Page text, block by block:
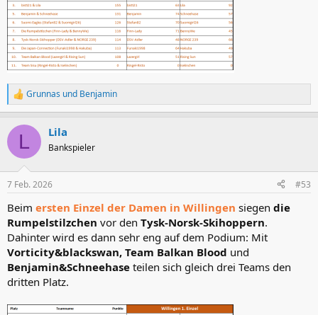
R
e
k
i
e
:
Grunnas und Benjamin
L Lila
Bankspieler
7 Feb. 2026 #53
Beim ersten Einzel der Damen in Willingen siegen die
Rumpelstilzchen vor den Tysk-Norsk-Skihoppern.
Dahinter wird es dann sehr eng auf dem Podium: Mit
Vorticity&blackswan, Team Balkan Blood und
Benjamin&Schneehase teilen sich gleich drei Teams den
dritten Platz.